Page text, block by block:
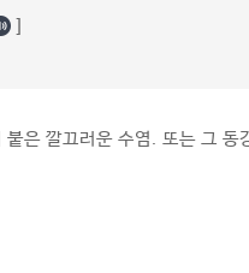
]
은 깔끄러운 수염. 또는 그 동